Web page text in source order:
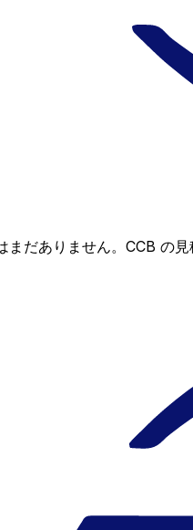
まだありません。CCB の